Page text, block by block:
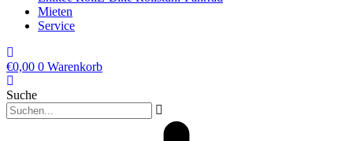
Mieten
Service
€0,00 0 Warenkorb
Suche